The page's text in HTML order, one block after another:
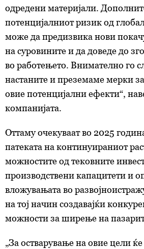
одредени материјали.
потенцијалниот ризик од
може да предизвика нови
на суровините и да доведе до
во работењето. Внимателно го
настаните и преземаме мерки
овие потенцијални ефекти“,
компанијата.
Оттаму очекуваат во 2025
патеката на континуираниот
можностите од тековните
производствени капацитети и
вложувањата во
на тој начин создавајќи
можности за ширење на
„За остварување на овие цели